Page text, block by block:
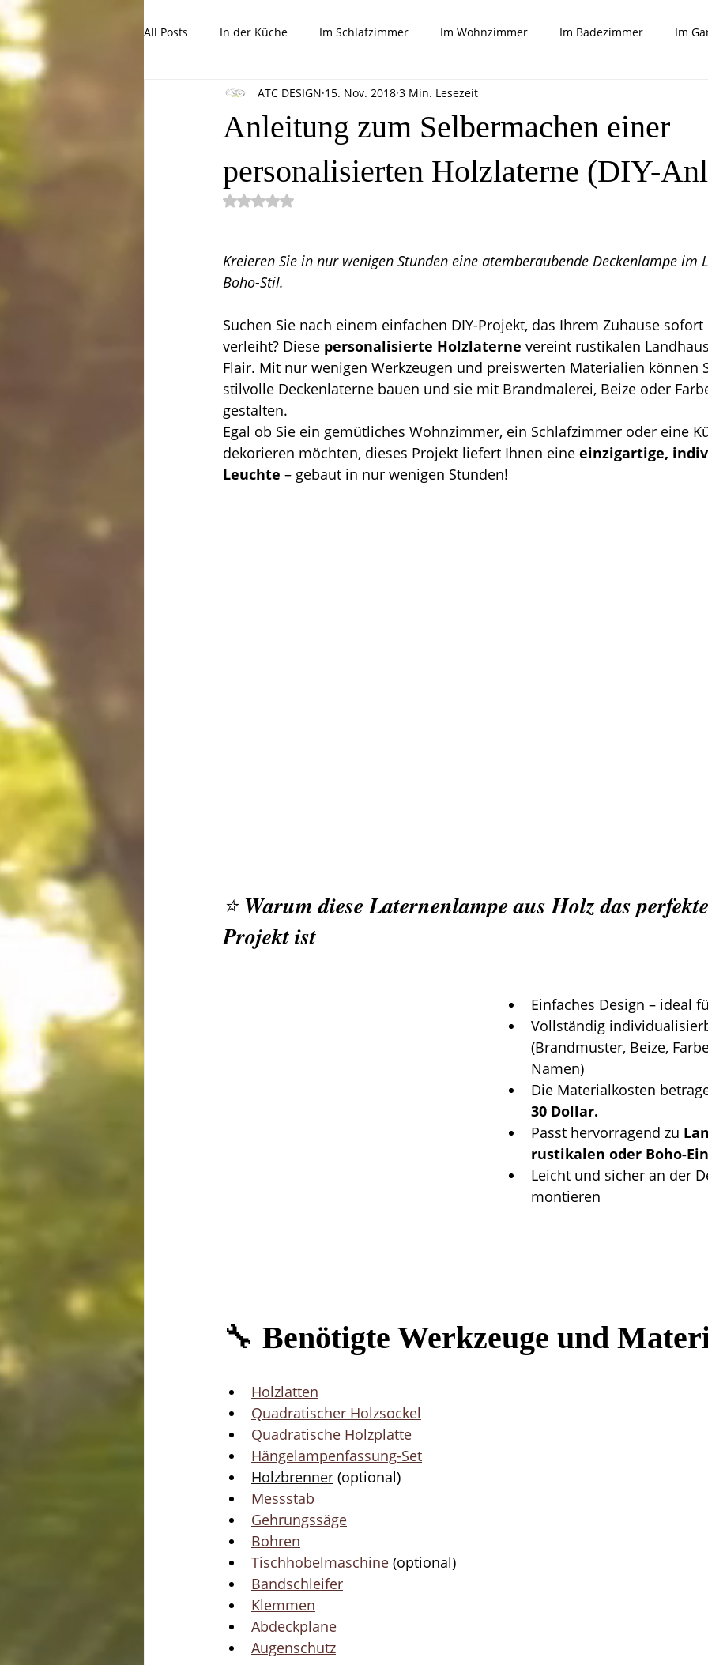
All Posts In der Küche Im Schlafzimmer Im Wohnzimmer Im Badezimmer Im
Tolle Kinderprojekte Tipps, Tricks und mehr
Anleitung zum Selbermachen einer
personalisierten Holzlaterne (DIY-
ATC DESIGN 15. Nov. 2018 3 Min. Lesezeit
Mit NaN von 5 Sternen bewertet.
Kreieren Sie in nur wenigen Stunden eine atemberaubende Deckenlampe im
Boho-Stil.
Suchen Sie nach einem einfachen DIY-Projekt, das Ihrem Zuhause
verleiht? Diese personalisierte Holzlaterne vereint rustikalen
Flair. Mit nur wenigen Werkzeugen und preiswerten Materialien können
stilvolle Deckenlaterne bauen und sie mit Brandmalerei, Beize oder
gestalten.
Egal ob Sie ein gemütliches Wohnzimmer, ein Schlafzimmer oder eine
dekorieren möchten, dieses Projekt liefert Ihnen eine einzigartige,
Leuchte – gebaut in nur wenigen Stunden!
⭐ Warum diese Laternenlampe aus Holz das
Projekt ist
Einfaches Design – ideal
Vollständig
(Brandmuster, Beize,
Namen)
Die Materialkosten
30 Dollar.
Passt hervorragend zu
rustikalen oder Boho-
Leicht und sicher an der
montieren
🔧 Benötigte Werkzeuge und
Holzlatten
Quadratischer Holzsockel
Quadratische Holzplatte
Hängelampenfassung-Set
Holzbrenner (optional)
Messstab
Gehrungssäge
Bohren
Tischhobelmaschine (optional)
Bandschleifer
Klemmen
Abdeckplane
Augenschutz